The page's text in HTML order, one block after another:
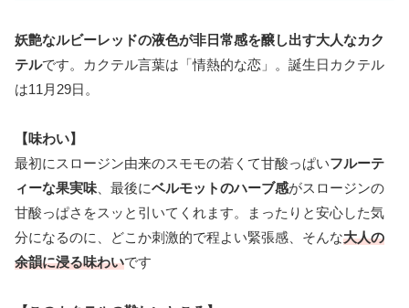
妖艶なルビーレッドの液色が非日常感を醸し出す大人なカク
テルです。カクテル言葉は「情熱的な恋」。誕生日カクテル
は11月29日。
【味わい】
最初にスロージン由来のスモモの若くて甘酸っぱいフルーテ
ィーな果実味 、最後にベルモットのハーブ感がスロージンの
甘酸っぱさをスッと引いてくれます。まったりと安心した気
分になるのに、どこか刺激的で程よい緊張感、そんな大人の
余韻に浸る味わいです